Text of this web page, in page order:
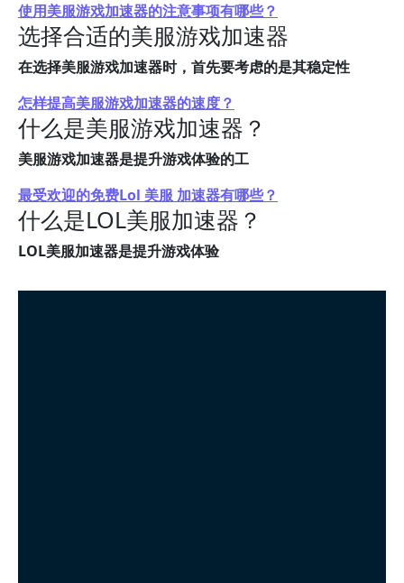
使用美服游戏加速器的注意事项有哪些？
选择合适的美服游戏加速器
在选择美服游戏加速器时，首先要考虑的是其稳定性
怎样提高美服游戏加速器的速度？
什么是美服游戏加速器？
美服游戏加速器是提升游戏体验的工
最受欢迎的免费Lol 美服 加速器有哪些？
什么是LOL美服加速器？
LOL美服加速器是提升游戏体验